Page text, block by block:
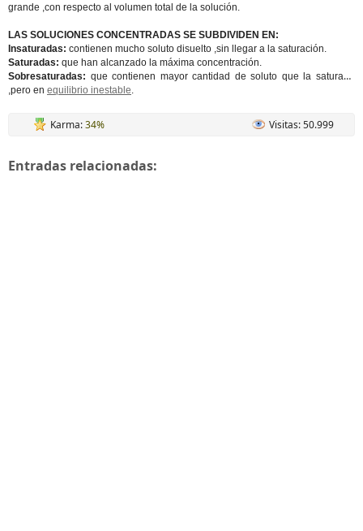
grande ,con respecto al volumen total de la solución.
LAS SOLUCIONES CONCENTRADAS SE SUBDIVIDEN EN:
Insaturadas: contienen mucho soluto disuelto ,sin llegar a la saturación.
Saturadas: que han alcanzado la máxima concentración.
Sobresaturadas: que contienen mayor cantidad de soluto que la saturada
,pero en equilibrio inestable.
Karma:34% Visitas: 50.999
Entradas relacionadas: